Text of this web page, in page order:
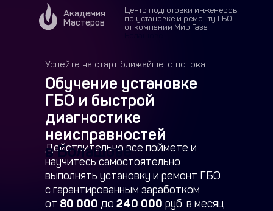
Действительно всё поймете и
научитесь самостоятельно
выполнять установку и ремонт ГБО
с гарантированным заработком
от 80 000 до 240 000 руб. в месяц
Обучение установке
ГБО и быстрой
диагностике
неисправностей
в Болашове
Академия
Мастеров
Центр подготовки инженеров
по установке и ремонту ГБО
от компании Мир Газа
Успейте на старт ближайшего потока